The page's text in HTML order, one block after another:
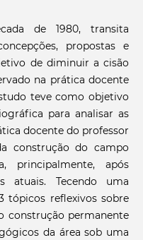
de 1980, transita
propostas e
de diminuir a cisão
na prática docente
teve como objetivo
para analisar as
docente do professor
construção do campo
principalmente, após
atuais. Tecendo uma
tópicos reflexivos sobre
construção permanente
da área sob uma